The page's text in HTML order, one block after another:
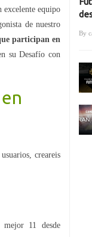
excelente equipo
de nuestro
participan en
su Desafío con
creareis
11 desde